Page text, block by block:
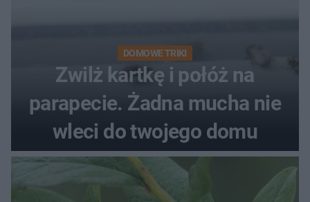
DOMOWE TRIKI
Zwilż kartkę i połóż na
parapecie. Żadna mucha nie
wleci do twojego domu